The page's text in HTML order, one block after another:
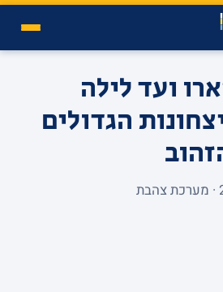
ועד לילה
הגדולים